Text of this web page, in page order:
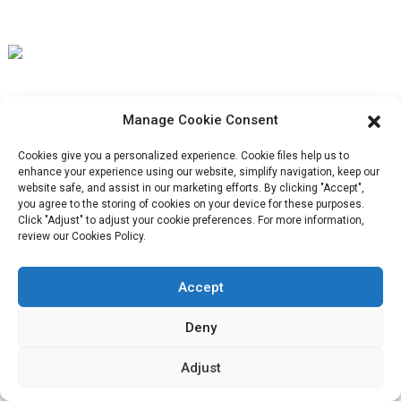
la performance et
marque.emballage
de collations.
d'entreprise sont la proactivité, l'unité et l'entraide, ainsi que la
responsabilité dans la mise en œuvre de la lutte pour le progrès.
Manage Cookie Consent
Cookies give you a personalized experience. Cookie files help us to
enhance your experience using our website, simplify navigation, keep our
website safe, and assist in our marketing efforts. By clicking "Accept",
you agree to the storing of cookies on your device for these purposes.
Click "Adjust" to adjust your cookie preferences. For more information,
review our Cookies Policy.
Accept
Deny
Adjust